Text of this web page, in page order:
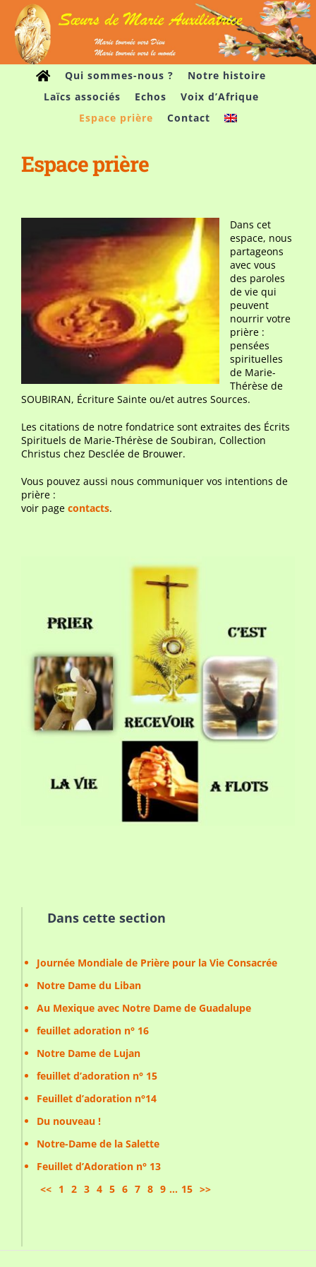
Passer
contenu
Qui sommes-nous ?
Notre histoire
Laïcs associés
Echos
Voix d’Afrique
Espace prière
Contact
Espace prière
Dans cet
espace, nous
partageons
avec vous
des paroles
de vie qui
peuvent
nourrir votre
prière :
pensées
spirituelles
de Marie-
Thérèse de
SOUBIRAN, Écriture Sainte ou/et autres Sources.
Les citations de notre fondatrice sont extraites des Écrits
Spirituels de Marie-Thérèse de Soubiran, Collection
Christus chez Desclée de Brouwer.
Vous pouvez aussi nous communiquer vos intentions de
prière :
voir page contacts.
Dans cette section
Journée Mondiale de Prière pour la Vie Consacrée
Notre Dame du Liban
Au Mexique avec Notre Dame de Guadalupe
feuillet adoration n° 16
Notre Dame de Lujan
feuillet d’adoration n° 15
Feuillet d’adoration n°14
Du nouveau !
Notre-Dame de la Salette
Feuillet d’Adoration n° 13
<< 1 2 3 4 5 6 7 8 9 ... 15 >>